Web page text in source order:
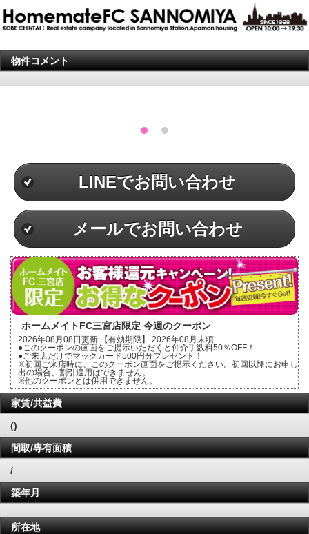
物件コメント
LINEでお問い合わせ
メールでお問い合わせ
ホームメイトFC三宮店限定 今週のクーポン
2026年08月08日更新 【有効期限】 2026年08月末頃
●このクーポンの画面をご提示いただくと仲介手数料50％OFF！
●ご来店だけでマックカード500円分プレゼント！
※初回ご来店時に、このクーポン画面をご提示ください。初回以降にお申し
出の場合、割引適用はできません。
※他のクーポンとは併用できません。
家賃/共益費
()
間取/専有面積
/
築年月
所在地